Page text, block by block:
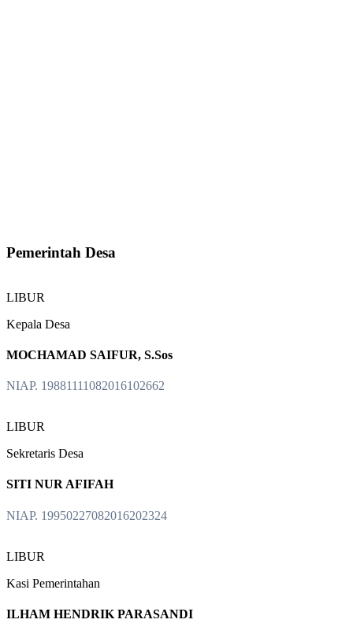
Pemerintah Desa
LIBUR
Kepala Desa
MOCHAMAD SAIFUR, S.Sos
NIAP. 19881111082016102662
LIBUR
Sekretaris Desa
SITI NUR AFIFAH
NIAP. 19950227082016202324
LIBUR
Kasi Pemerintahan
ILHAM HENDRIK PARASANDI